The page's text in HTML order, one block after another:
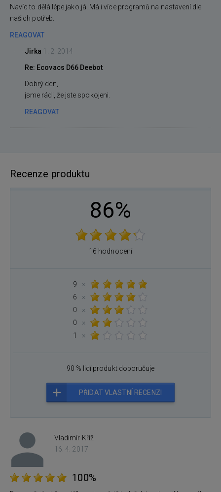
Navíc to dělá lépe jako já. Má i více programů na nastavení dle
našich potřeb.
REAGOVAT
Jirka 1. 2. 2014
Re: Ecovacs D66 Deebot
Dobrý den,
jsme rádi, že jste spokojeni.
REAGOVAT
Recenze produktu
86%
16 hodnocení
9
×
6
×
0
×
0
×
1
×
90 % lidí produkt doporučuje
PŘIDAT VLASTNÍ RECENZI
Vladimír Kříž
16. 4. 2017
100%